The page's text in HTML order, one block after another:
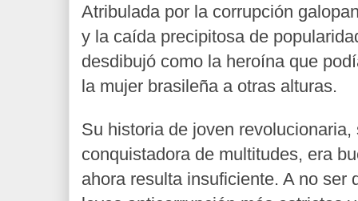
Atribulada por la corrupción
y la caída precipitosa de
desdibujó como la heroína que
la mujer brasileña a otras alturas.
Su historia de joven
conquistadora de multitudes, era
ahora resulta insuficiente. A no ser